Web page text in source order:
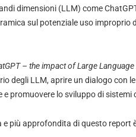
dimensioni (LLM) come
sul potenziale uso improprio
– the impact of Large
degli LLM, aprire un dialogo con
promuovere lo sviluppo di
e più approfondita di questo report